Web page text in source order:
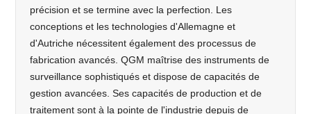
précision et se termine avec la perfection. Les
conceptions et les technologies d'Allemagne et
d'Autriche nécessitent également des processus de
fabrication avancés. QGM maîtrise des instruments de
surveillance sophistiqués et dispose de capacités de
gestion avancées. Ses capacités de production et de
traitement sont à la pointe de l'industrie depuis de